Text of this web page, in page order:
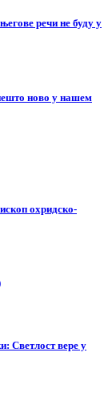
речи не буду у
ново у нашем
охридско-
Светлост вере у